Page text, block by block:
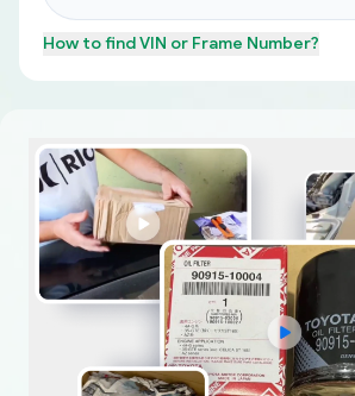
How to findVIN or Frame Number?